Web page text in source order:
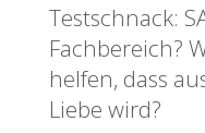
Testschnack:
Fachbereich?
helfen, dass
Liebe wird?